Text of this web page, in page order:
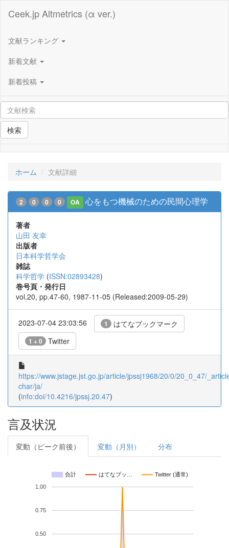
Ceek.jp Altmetrics (α ver.)
文献ランキング
新着文献
新着投稿
検索
ホーム 文献詳細
2 0 0 0 OA 心をもつ機械のための民間心理学
著者
山田 友幸
出版者
日本科学哲学会
雑誌
科学哲学 (ISSN:02893428)
巻号頁・発行日
vol.20, pp.47-60, 1987-11-05 (Released:2009-05-29)
2023-07-04 23:03:56 1 はてなブックマーク
1 + 0 Twitter
https://www.jstage.jst.go.jp/article/jpssj1968/20/0/20_0_47/
char/ja/
(info:doi/10.4216/jpssj.20.47)
言及状況
変動（ピーク前後） 変動（月別） 分布
合計 はてなブッ… Twitter (通常)
0.50
0.75
1.00